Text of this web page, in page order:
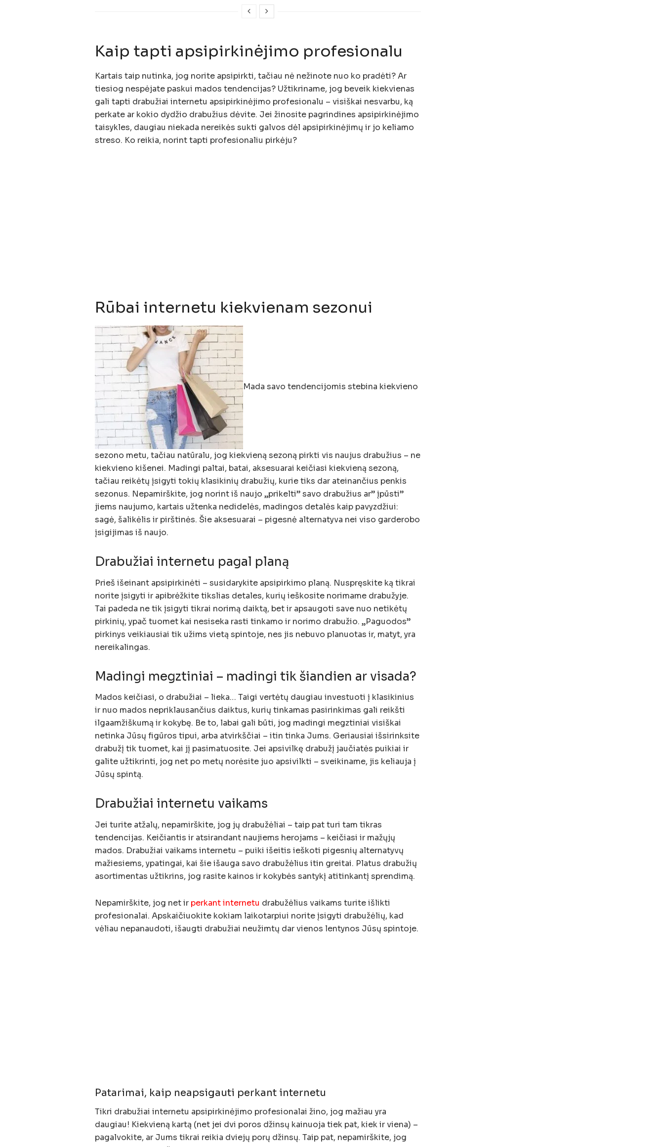
Kaip tapti apsipirkinėjimo profesionalu
Kartais taip nutinka, jog norite apsipirkti, tačiau nė nežinote nuo ko pradėti? Ar
tiesiog nespėjate paskui mados tendencijas? Užtikriname, jog beveik kiekvienas
gali tapti drabužiai internetu apsipirkinėjimo profesionalu – visiškai nesvarbu, ką
perkate ar kokio dydžio drabužius dėvite. Jei žinosite pagrindines apsipirkinėjimo
taisykles, daugiau niekada nereikės sukti galvos dėl apsipirkinėjimų ir jo keliamo
streso. Ko reikia, norint tapti profesionaliu pirkėju?
Rūbai internetu kiekvienam sezonui
Mada savo tendencijomis stebina kiekvieno
sezono metu, tačiau natūralu, jog kiekvieną sezoną pirkti vis naujus drabužius – ne
kiekvieno kišenei. Madingi paltai, batai, aksesuarai keičiasi kiekvieną sezoną,
tačiau reikėtų įsigyti tokių klasikinių drabužių, kurie tiks dar ateinančius penkis
sezonus. Nepamirškite, jog norint iš naujo „prikelti” savo drabužius ar” įpūsti”
jiems naujumo, kartais užtenka nedidelės, madingos detalės kaip pavyzdžiui:
sagė, šalikėlis ir pirštinės. Šie aksesuarai – pigesnė alternatyva nei viso garderobo
įsigijimas iš naujo.
Drabužiai internetu pagal planą
Prieš išeinant apsipirkinėti – susidarykite apsipirkimo planą. Nuspręskite ką tikrai
norite įsigyti ir apibrėžkite tikslias detales, kurių ieškosite norimame drabužyje.
Tai padeda ne tik įsigyti tikrai norimą daiktą, bet ir apsaugoti save nuo netikėtų
pirkinių, ypač tuomet kai nesiseka rasti tinkamo ir norimo drabužio. „Paguodos”
pirkinys veikiausiai tik užims vietą spintoje, nes jis nebuvo planuotas ir, matyt, yra
nereikalingas.
Madingi megztiniai – madingi tik šiandien ar visada?
Mados keičiasi, o drabužiai – lieka… Taigi vertėtų daugiau investuoti į klasikinius
ir nuo mados nepriklausančius daiktus, kurių tinkamas pasirinkimas gali reikšti
ilgaamžiškumą ir kokybę. Be to, labai gali būti, jog madingi megztiniai visiškai
netinka Jūsų figūros tipui, arba atvirkščiai – itin tinka Jums. Geriausiai išsirinksite
drabužį tik tuomet, kai jį pasimatuosite. Jei apsivilkę drabužį jaučiatės puikiai ir
galite užtikrinti, jog net po metų norėsite juo apsivilkti – sveikiname, jis keliauja į
Jūsų spintą.
Drabužiai internetu vaikams
Jei turite atžalų, nepamirškite, jog jų drabužėliai – taip pat turi tam tikras
tendencijas. Keičiantis ir atsirandant naujiems herojams – keičiasi ir mažųjų
mados. Drabužiai vaikams internetu – puiki išeitis ieškoti pigesnių alternatyvų
mažiesiems, ypatingai, kai šie išauga savo drabužėlius itin greitai. Platus drabužių
asortimentas užtikrins, jog rasite kainos ir kokybės santykį atitinkantį sprendimą.
Nepamirškite, jog net ir perkant internetu drabužėlius vaikams turite išlikti
profesionalai. Apskaičiuokite kokiam laikotarpiui norite įsigyti drabužėlių, kad
vėliau nepanaudoti, išaugti drabužiai neužimtų dar vienos lentynos Jūsų spintoje.
Patarimai, kaip neapsigauti perkant internetu
Tikri drabužiai internetu apsipirkinėjimo profesionalai žino, jog mažiau yra
daugiau! Kiekvieną kartą (net jei dvi poros džinsų kainuoja tiek pat, kiek ir viena) –
pagalvokite, ar Jums tikrai reikia dviejų porų džinsų. Taip pat, nepamirškite, jog